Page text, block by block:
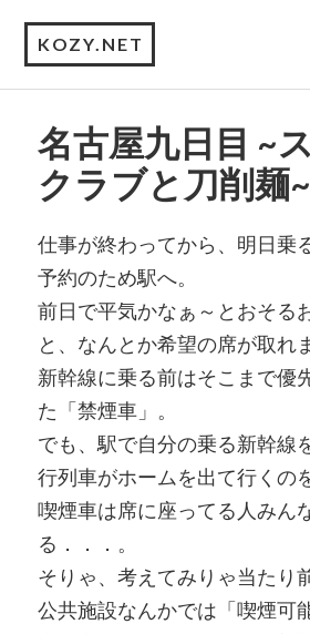
KOZY.NET
名古屋九日目 ~
クラブと刀削麺~
仕事が終わってから、明日乗
予約のため駅へ。
前日で平気かなぁ～とおそる
と、なんとか希望の席が取れ
新幹線に乗る前はそこまで優
た「禁煙車」。
でも、駅で自分の乗る新幹線
行列車がホームを出て行くの
喫煙車は席に座ってる人みん
る．．．。
そりゃ、考えてみりゃ当たり
公共施設なんかでは「喫煙可